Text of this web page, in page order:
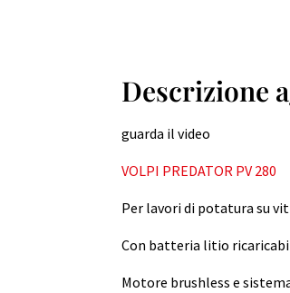
Descrizione
guarda il video
VOLPI PREDATOR PV 280
Per lavori di potatura su
Con batteria litio
Motore brushless e